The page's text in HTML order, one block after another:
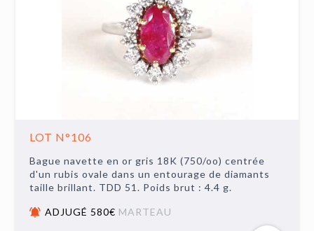
LOT N°106
Bague navette en or gris 18K (750/oo) centrée
d'un rubis ovale dans un entourage de diamants
taille brillant. TDD 51. Poids brut : 4.4 g.
ADJUGÉ 580€ MARTEAU